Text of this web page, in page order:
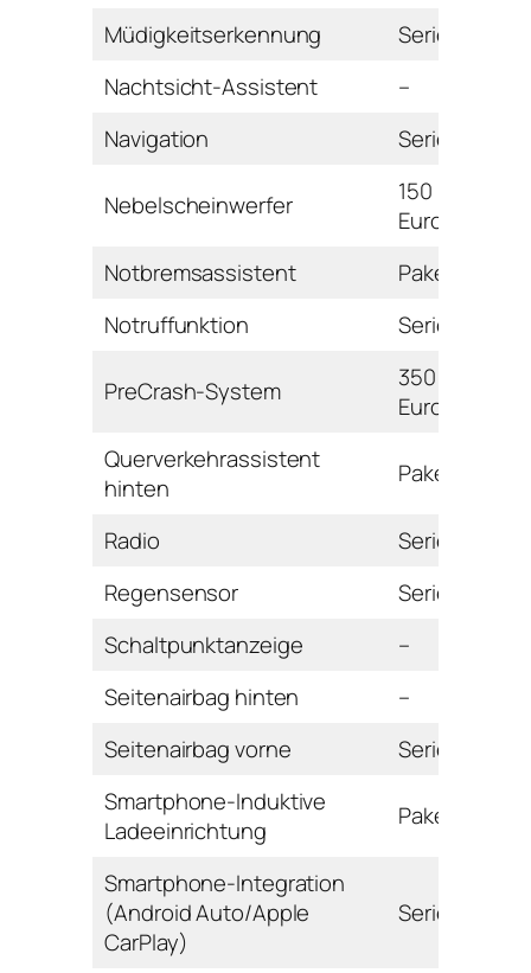
Müdigkeitserkennung
Serie
Nachtsicht-Assistent
–
Navigation
Serie
Nebelscheinwerfer
150
Euro
Notbremsassistent
Paket
Notruffunktion
Serie
PreCrash-System
350
Euro
Querverkehrassistent
hinten
Paket
Radio
Serie
Regensensor
Serie
Schaltpunktanzeige
–
Seitenairbag hinten
–
Seitenairbag vorne
Serie
Smartphone-Induktive
Ladeeinrichtung
Paket
Smartphone-Integration
(Android Auto/Apple
CarPlay)
Serie